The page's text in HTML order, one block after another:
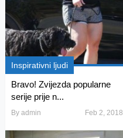
Inspirativni ljudi
Bravo! Zvijezda popularne
serije prije n...
By admin Feb 2, 2018